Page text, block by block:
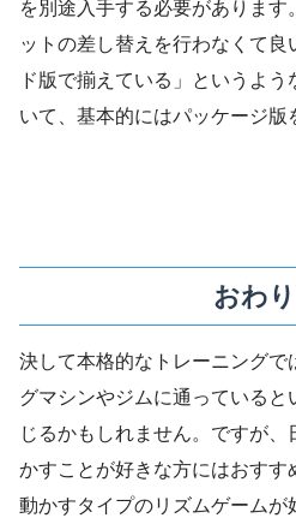
を別途入手する必要がありま
ットの差し替えを行わなくて
ド版で揃えている」というよ
いて、基本的にはパッケージ版
おわ
決して本格的なトレーニングで
グマシンやジムに通っている
じるかもしれません。ですが
かすことが好きな方にはおすす
動かすタイプのリズムゲームが